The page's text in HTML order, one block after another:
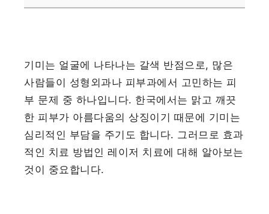
기미는 얼굴에 나타나는 갈색 반점으로, 많은
사람들이 성형외과나 피부과에서 고민하는 피
부 문제 중 하나입니다. 한국에서는 맑고 깨끗
한 피부가 아름다움의 상징이기 때문에 기미는
심리적인 부담을 주기도 합니다. 그러므로 효과
적인 치료 방법인 레이저 치료에 대해 알아보는
것이 중요합니다.